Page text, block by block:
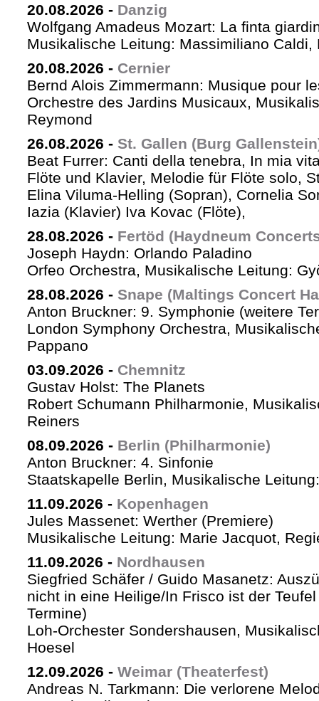
20.08.2026 - Danzig
Wolfgang Amadeus Mozart: La finta
Musikalische Leitung: Massimiliano Caldi,
20.08.2026 - Cernier
Bernd Alois Zimmermann: Musique pour
Orchestre des Jardins Musicaux,
Reymond
26.08.2026 - St. Gallen (Burg
Beat Furrer: Canti della tenebra, In mia
Flöte und Klavier, Melodie für Flöte solo,
Elina Viluma-Helling (Sopran), Cornelia
Iazia (Klavier) Iva Kovac (Flöte),
28.08.2026 - Fertöd (Haydneum
Joseph Haydn: Orlando Paladino
Orfeo Orchestra, Musikalische Leitung:
28.08.2026 - Snape (Maltings Concert
Anton Bruckner: 9. Symphonie (weitere
London Symphony Orchestra,
Pappano
03.09.2026 - Chemnitz
Gustav Holst: The Planets
Robert Schumann Philharmonie,
Reiners
08.09.2026 - Berlin (Philharmonie)
Anton Bruckner: 4. Sinfonie
Staatskapelle Berlin, Musikalische
11.09.2026 - Kopenhagen
Jules Massenet: Werther (Premiere)
Musikalische Leitung: Marie Jacquot,
11.09.2026 - Nordhausen
Siegfried Schäfer / Guido Masanetz:
nicht in eine Heilige/In Frisco ist der
Termine)
Loh-Orchester Sondershausen,
Hoesel
12.09.2026 - Weimar (Theaterfest)
Andreas N. Tarkmann: Die verlorene